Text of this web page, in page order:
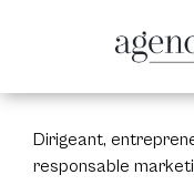
Dirigeant,
responsable